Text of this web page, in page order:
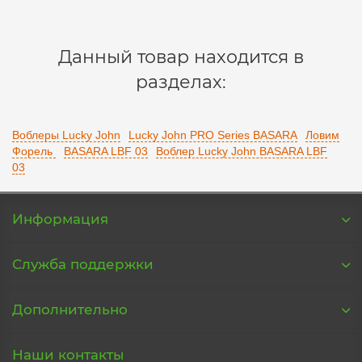
Данный товар находится в
разделах:
Воблеры Lucky John Lucky John PRO Series BASARA
Ловим
Форель
BASARA LBF 03
Воблер Lucky John BASARA LBF
03
Информация
Служба поддержки
Дополнительно
Наши контакты